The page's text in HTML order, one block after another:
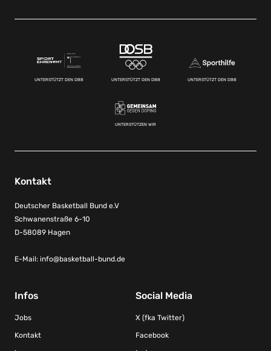
UNTERSTÜTZT DEN DBB UNTERSTÜTZT DEN DBB UNTERSTÜTZT DEN DBB
UNTERSTÜTZEN WIR
Kontakt
Deutscher Basketball Bund e.V
Schwanenstraße 6-10
D-58089 Hagen
E-Mail: info@basketball-bund.de
Infos
Jobs
Kontakt
Social Media
X (fka Twitter)
Facebook